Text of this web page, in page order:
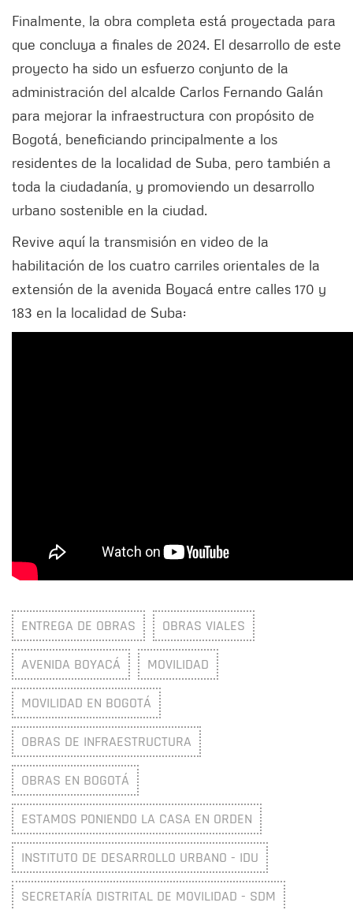
Finalmente, la obra completa está proyectada para
que concluya a finales de 2024. El desarrollo de este
proyecto ha sido un esfuerzo conjunto de la
administración del alcalde Carlos Fernando Galán
para mejorar la infraestructura con propósito de
Bogotá, beneficiando principalmente a los
residentes de la localidad de Suba, pero también a
toda la ciudadanía, y promoviendo un desarrollo
urbano sostenible en la ciudad.
Revive aquí la transmisión en video de la
habilitación de los cuatro carriles orientales de la
extensión de la avenida Boyacá entre calles 170 y
183 en la localidad de Suba:
ENTREGA DE OBRAS OBRAS VIALES
AVENIDA BOYACÁ MOVILIDAD
MOVILIDAD EN BOGOTÁ
OBRAS DE INFRAESTRUCTURA
OBRAS EN BOGOTÁ
ESTAMOS PONIENDO LA CASA EN ORDEN
INSTITUTO DE DESARROLLO URBANO - IDU
SECRETARÍA DISTRITAL DE MOVILIDAD - SDM